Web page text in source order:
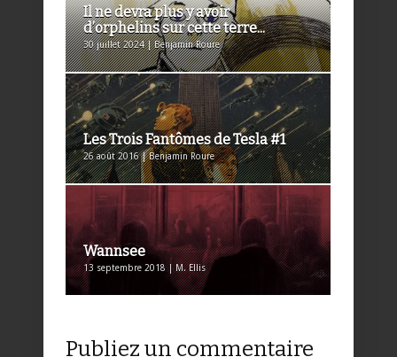
Il ne devra plus y avoir
d’orphelins sur cette terre...
30 juillet 2024 | Benjamin Roure
Les Trois Fantômes de Tesla #1
26 août 2016 | Benjamin Roure
Wannsee
13 septembre 2018 | M. Ellis
Publiez un commentaire